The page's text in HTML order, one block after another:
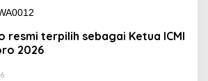
resmi terpilih sebagai Ketua ICMI
2026